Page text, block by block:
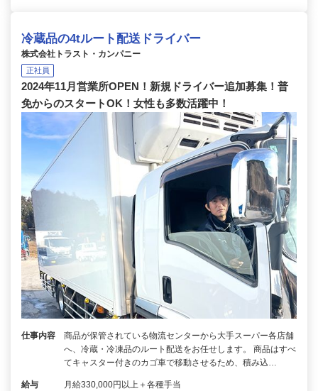
冷蔵品の4tルート配送ドライバー
株式会社トラスト・カンパニー
正社員
2024年11月営業所OPEN！新規ドライバー追加募集！普
免からのスタートOK！女性も多数活躍中！
仕事内容
商品が保管されている物流センターから大手スーパー各店舗
へ、冷蔵・冷凍品のルート配送をお任せします。 商品はすべ
てキャスター付きのカゴ車で移動させるため、積み込…
給与 月給330,000円以上＋各種手当